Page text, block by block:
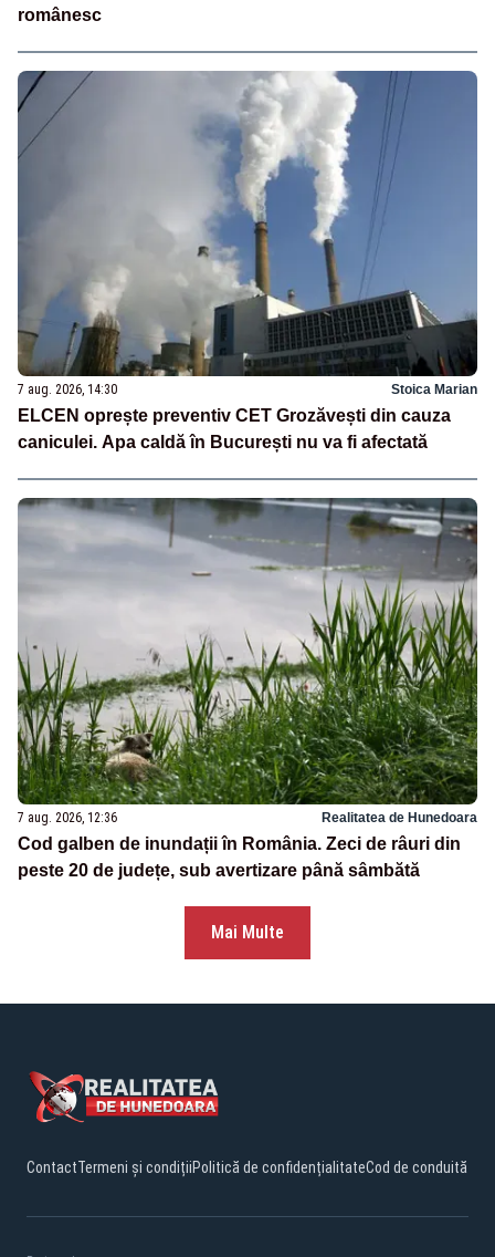
românesc
7 aug. 2026, 14:30 Stoica Marian
ELCEN oprește preventiv CET Grozăvești din cauza
caniculei. Apa caldă în București nu va fi afectată
7 aug. 2026, 12:36 Realitatea de Hunedoara
Cod galben de inundații în România. Zeci de râuri din
peste 20 de județe, sub avertizare până sâmbătă
Mai Multe
ContactTermeni și condițiiPolitică de confidențialitateCod de conduită